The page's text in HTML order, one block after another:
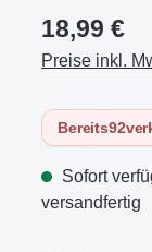
18,99 €
Preise inkl.
Bereits92
Sofort
versandfertig